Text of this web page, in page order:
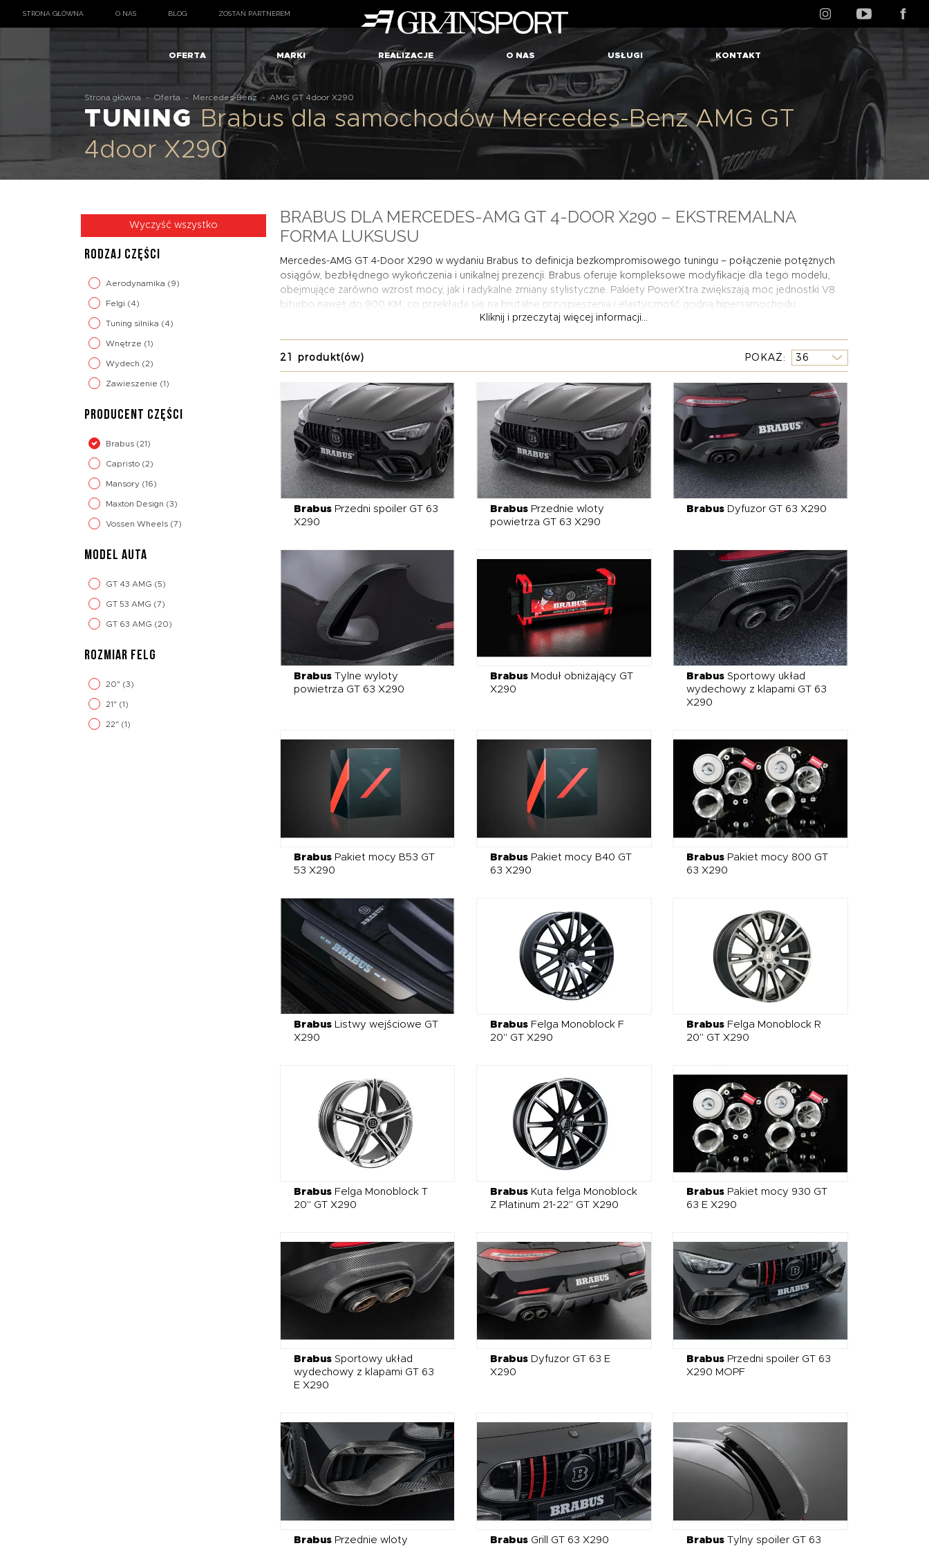
STRONA GŁÓWNA O NAS BLOG ZOSTAŃ PARTNEREM
OFERTA MARKI REALIZACJE O NAS USŁUGI KONTAKT
Strona główna - Oferta - Mercedes-Benz - AMG GT 4door X290
TUNING Brabus dla samochodów Mercedes-Benz AMG GT
4door X290
Wyczyść wszystko
RODZAJ CZĘŚCI
Aerodynamika (9)
Felgi (4)
Tuning silnika (4)
Wnętrze (1)
Wydech (2)
Zawieszenie (1)
PRODUCENT CZĘŚCI
Brabus (21)
Capristo (2)
Mansory (16)
Maxton Design (3)
Vossen Wheels (7)
MODEL AUTA
GT 43 AMG (5)
GT 53 AMG (7)
GT 63 AMG (20)
ROZMIAR FELG
20" (3)
21" (1)
22" (1)
BRABUS DLA MERCEDES-AMG GT 4-DOOR X290 – EKSTREMALNA
FORMA LUKSUSU
Mercedes-AMG GT 4-Door X290 w wydaniu Brabus to definicja bezkompromisowego tuningu – połączenie potężnych
osiągów, bezbłędnego wykończenia i unikalnej prezencji. Brabus oferuje kompleksowe modyfikacje dla tego modelu,
obejmujące zarówno wzrost mocy, jak i radykalne zmiany stylistyczne. Pakiety PowerXtra zwiększają moc jednostki V8
biturbo nawet do 900 KM, co przekłada się na brutalne przyspieszenia i elastyczność godną hipersamochodu.
Jednocześnie, dzięki zachowaniu pełnej integracji z elektroniką pojazdu, auto pozostaje komfortowe i w pełni użytkowe
W ofercie Brabus znajdziesz również karbonowe pakiety aerodynamiczne, w tym przednie splittery, dokładki zderzaków,
Monoblock o średnicy 21” lub 22”, aktywny układ wydechowy z regulacją dźwięku oraz indywidualne wykończenie
wnętrza – od skóry Brabus Fine Leather po detale z carbonu i aluminium. Każdy projekt Brabusa to coś więcej niż tuning
– to motoryzacyjne dzieło sztuki, stworzone z myślą o najbardziej wymagających właścicielach Mercedes-AMG GT X290.
Jeśli chcesz, by Twój samochód był absolutnie niepowtarzalny – wybierz Brabus.
Kliknij i przeczytaj więcej informacji...
21 produkt(ów) POKAŻ
BrabusPrzedni spoiler GT 63
X290
BrabusPrzednie wloty
powietrza GT 63 X290
Brabus Dyfuzor GT 63 X290
BrabusTylne wyloty
powietrza GT 63 X290
BrabusModuł obniżający GT
X290
Brabus Sportowy układ
wydechowy z klapami GT 63
X290
BrabusPakiet mocy B53 GT
53 X290
BrabusPakiet mocy B40 GT
63 X290
Brabus Pakiet mocy 800 GT
63 X290
BrabusListwy wejściowe GT
X290
BrabusFelga Monoblock F
20" GT X290
Brabus Felga Monoblock R
20" GT X290
BrabusFelga Monoblock T
20" GT X290
BrabusKuta felga Monoblock
Z Platinum 21-22" GT X290
Brabus Pakiet mocy 930 GT
63 E X290
BrabusSportowy układ
wydechowy z klapami GT 63
E X290
BrabusDyfuzor GT 63 E
X290
Brabus Przedni spoiler GT 63
X290 MOPF
BrabusPrzednie wloty
BrabusGrill GT 63 X290
Brabus Tylny spoiler GT 63